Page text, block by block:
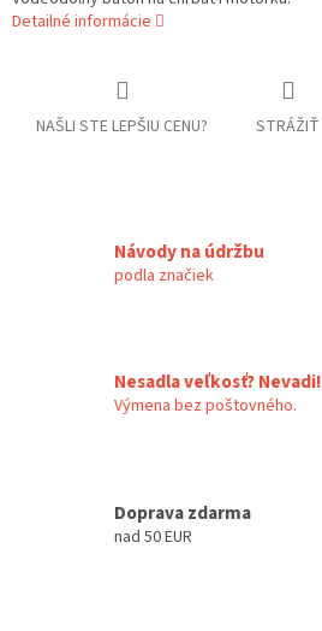
Detailné informácie
NAŠLI STE LEPŠIU CENU? STRÁŽIŤ
Návody na údržbu
podla značiek
Nesadla veľkosť? Nevadi!
Výmena bez poštovného.
Doprava zdarma
nad 50 EUR